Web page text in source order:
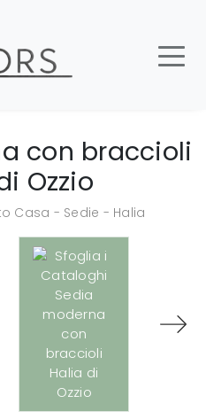
con braccioli
Ozzio
Casa - Sedie - Halia